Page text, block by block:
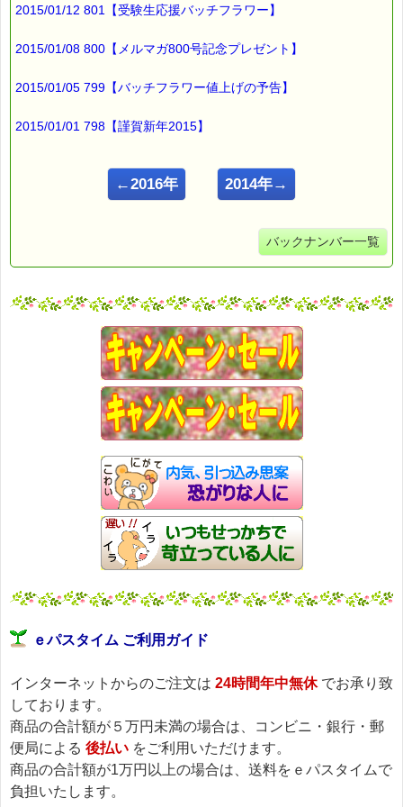
2015/01/12 801【受験生応援バッチフラワー】
2015/01/08 800【メルマガ800号記念プレゼント】
2015/01/05 799【バッチフラワー値上げの予告】
2015/01/01 798【謹賀新年2015】
←2016年 2014年→
バックナンバー一覧
ｅパスタイム ご利用ガイド
インターネットからのご注文は 24時間年中無休でお承り致
しております。
商品の合計額が５万円未満の場合は、コンビニ・銀行・郵
便局による 後払い をご利用いただけます。
商品の合計額が1万円以上の場合は、送料をｅパスタイムで
負担いたします。